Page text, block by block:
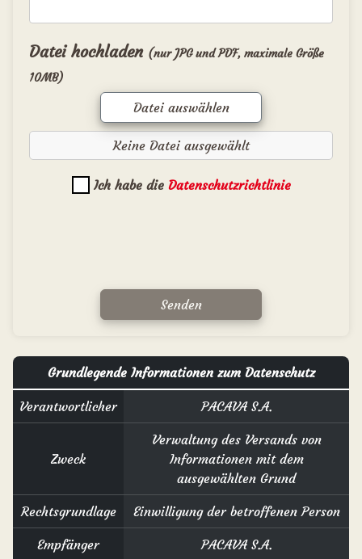
Datei hochladen (nur JPG und PDF, maximale Größe
10MB)
Datei auswählen
Keine Datei ausgewählt
Ich habe die Datenschutzrichtlinie
Senden
Grundlegende Informationen zum Datenschutz
Verantwortlicher PACAVA S.A.
Zweck
Verwaltung des Versands von
Informationen mit dem
ausgewählten Grund
Rechtsgrundlage Einwilligung der betroffenen Person
Empfänger PACAVA S.A.